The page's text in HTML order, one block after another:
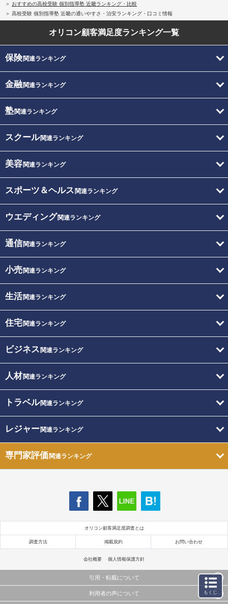
おすすめの高校受験 個別指導塾 近畿ランキング・比較
高校受験 個別指導塾 近畿の通いやすさ・治安ランキング・口コミ情報
オリコン顧客満足度ランキング一覧
保険関連ランキング
金融関連ランキング
塾関連ランキング
スクール関連ランキング
美容関連ランキング
スポーツ＆ヘルス 関連ランキング
ウエディング関連ランキング
通信関連ランキング
小売関連ランキング
生活関連ランキング
住宅関連ランキング
ビジネス 関連ランキング
人材関連ランキング
トラベル関連ランキング
レジャー関連ランキング
専門家評価関連ランキング
オリコン顧客満足度調査とは
調査方法 掲載規約 お問い合わせ
会社概要 個人情報保護方針
引用・転載について
当サイトで公開されている情報（文字、写真、イラスト、画像データ等）及びこれらの配置・
利用者の声について もくじ